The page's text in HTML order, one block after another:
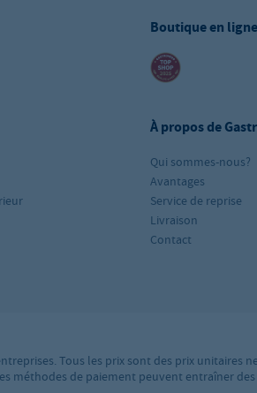
Boutique en
À propos de
Qui sommes-nous?
Avantages
Service de reprise
Livraison
Contact
Tous les prix sont des prix unitaires
méthodes de paiement peuvent entraîner des